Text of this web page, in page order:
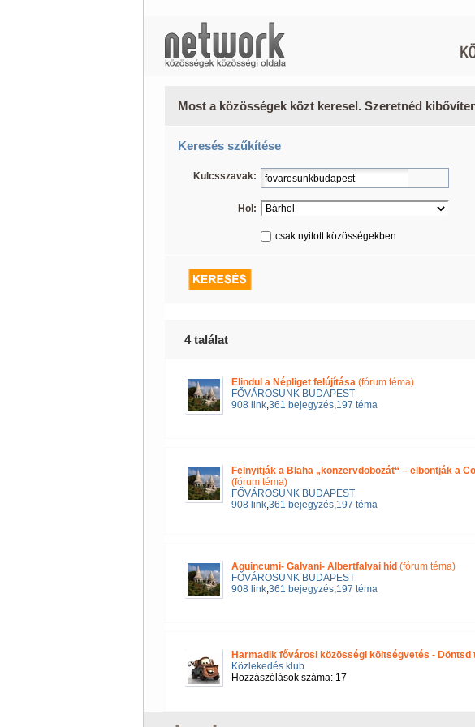
Most a közösségek közt keresel. Szeretnéd
Keresés szűkítése
Kulcsszavak:
Hol:
csak nyitott közösségekben
4 találat
Elindul a Népliget felújítása(fórum téma)
FŐVÁROSUNK BUDAPEST
908 link,361 bejegyzés,197 téma
Felnyitják a Blaha „konzervdobozát“ – elbontják a
(fórum téma)
FŐVÁROSUNK BUDAPEST
908 link,361 bejegyzés,197 téma
Aquincumi- Galvani- Albertfalvai híd (fórum téma)
FŐVÁROSUNK BUDAPEST
908 link,361 bejegyzés,197 téma
Harmadik fővárosi közösségi költségvetés -
Közlekedés klub
Hozzászólások száma: 17